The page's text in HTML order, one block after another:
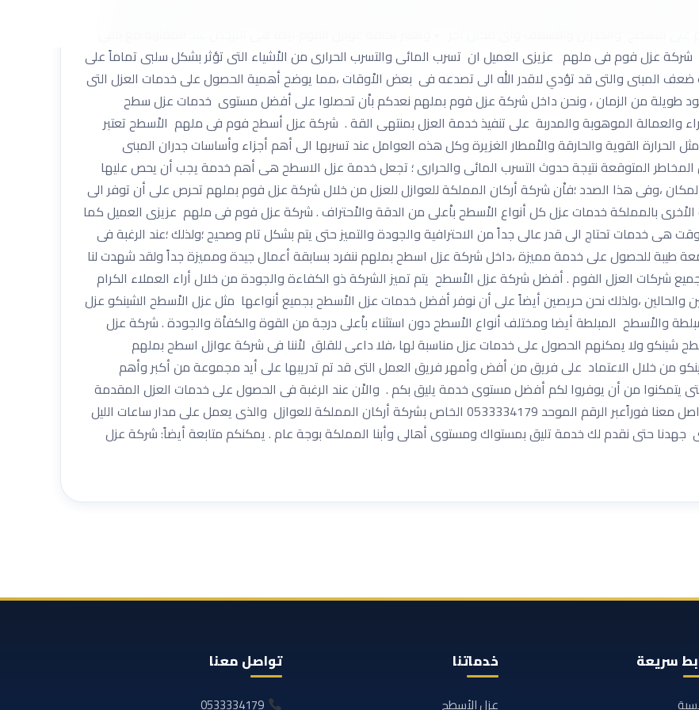
عزل فوم فى ملهم عزيزى العميل ان تسرب المائى والتسرب الحرارى من الاْشياء التى تؤثر بشكل سلبى تماماً على
ضعف المبنى والتى قد تؤدي لاقدر الله الى تصدعه فى بعض الاْوقات ،مما يوضح أهمية الحصول على خدمات العزل التى
طويلة من الزمان ، ونحن داخل شركة عزل فوم بملهم نعدكم باْن تحصلوا على أفضل مستوى خدمات عزل سطح
والعمالة الموهوبة والمدربة على تنفيذ خدمة العزل بمنتهى القة . شركة عزل أسطح فوم فى ملهم الاْسطح تعتبر
الحرارة القوية والحارقة والاْمطار الغزيرة وكل هذه العوامل عند تسربها الى أهم أجزاء وأساسات جدران المبنى
المتوقعة نتيجة حدوث التسرب المائى والحرارى ؛ تجعل خدمة عزل الاسطح هى أهم خدمة يجب أن يحص عليها
،وفى هذا الصدد ؛فاْن شركة أركان المملكة للعوازل للعزل من خلال شركة عزل فوم بملهم تحرص على أن توفر الى
بالمملكة خدمات عزل كل أنواع الاْسطح باْعلى من الدقة والاْحتراف . شركة عزل فوم فى ملهم عزيزى العميل كما
خدمات تحتاج الى قدر عالى جداً من الاحترافية والجودة والتميز حتى يتم بشكل تام وصحيح ؛ولذلك ؛عند الرغبة فى
طيبة للحصول على خدمة مميزة ،داخل شركة عزل اسطح بملهم ننفرد بسابقة أعمال جيدة ومميزة جداً ولقد شهدت لنا
جميع شركات العزل الفوم . أفضل شركة عزل الاْسطح يتم تميز الشركة ذو الكفاءة والجودة من خلال أراء العملاء الكرام
والحالين ،ولذلك نحن حريصين أيضاً على أن نوفر أفضل خدمات عزل الاْسطح بجميع أنواعها مثل عزل الاْسطح الشينكو عزل
والاْسطح المبلطة أيضا ومختلف أنواع الاْسطح دون استثناء باْعلى درجة من القوة والكفاْة والجودة . شركة عزل
شينكو ولا يمكنهم الحصول على خدمات عزل مناسبة لها ،فلا داعى للقلق لاْننا فى شركة عوازل اسطح بملهم
من خلال الاعتماد على فريق من أفض وأمهر فريق العمل التى قد تم تدريبها على أيد مجموعة من أكبر وأهم
يتمكنوا من أن يوفروا لكم أفضل مستوى خدمة يليق بكم . والاْن عند الرغبة فى الحصول على خدمات العزل المقدمة
من شركة عزل فوم بملهم ؛من فضلك عزيزي العميل تواصل معنا فوراًعبر الرقم الموحد 0533334179 الخاص بشركة أركان المملكة للعوازل والذى يعمل على مدار ساعات الليل
جهدنا حتى نقدم لك خدمة تليق بمستواك ومستوى أهالى وأبنا المملكة بوجة عام . يمكنكم متابعة أيضاً: شركة عزل
سريعة خدماتنا
عزل الأسطح
تواصل معنا
0533334179